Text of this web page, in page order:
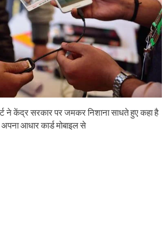
ने केंद्र सरकार पर जमकर निशाना साधते हुए कहा है
आधार कार्ड मोबाइल से